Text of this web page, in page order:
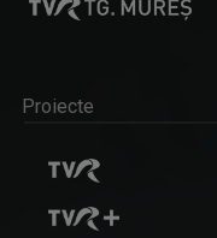
Proiecte